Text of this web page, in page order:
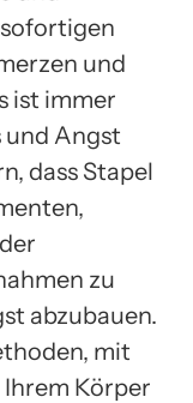
und
ist immer
und Angst
dass Stapel
zu
abzubauen.
mit
Körper